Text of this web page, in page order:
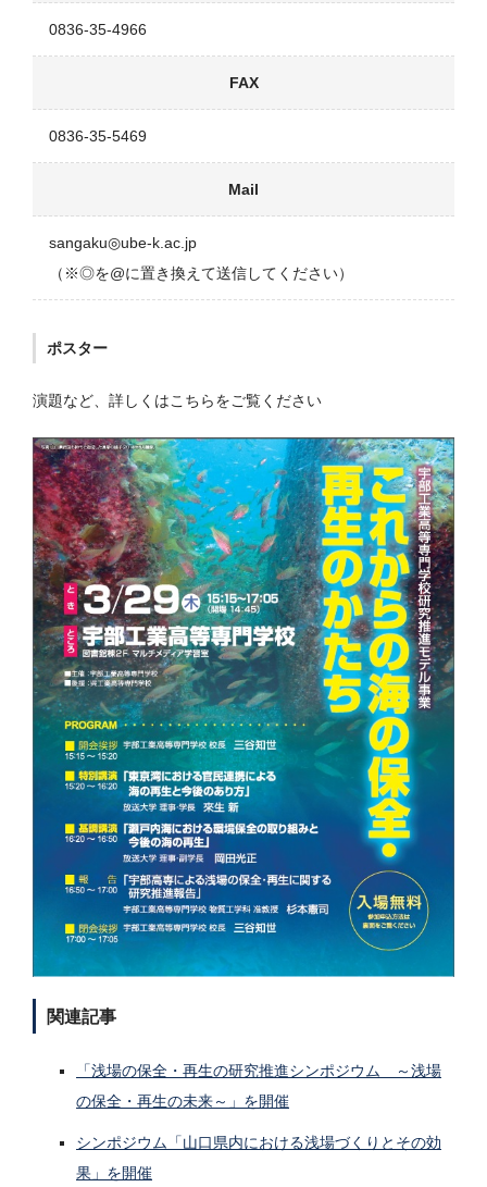
0836-35-4966
FAX
0836-35-5469
Mail
sangaku◎ube-k.ac.jp
（※◎を@に置き換えて送信してください）
ポスター
演題など、詳しくはこちらをご覧ください
関連記事
「浅場の保全・再生の研究推進シンポジウム ～浅場
の保全・再生の未来～」を開催
シンポジウム「山口県内における浅場づくりとその効
果」を開催